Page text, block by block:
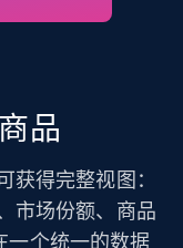
品
获得完整视图：
市场份额、商品
一个统一的数据